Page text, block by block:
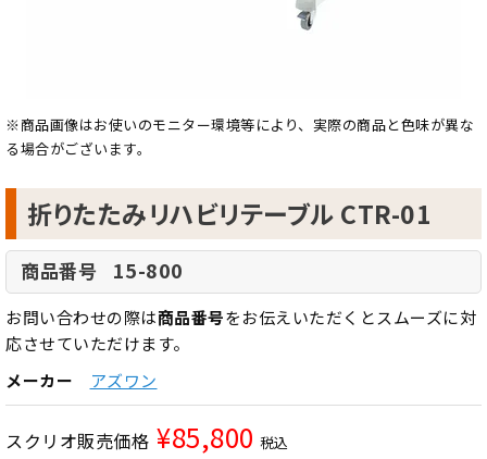
※商品画像はお使いのモニター環境等により、実際の商品と色味が異な
る場合がございます。
折りたたみリハビリテーブル CTR-01
商品番号 15-800
お問い合わせの際は商品番号をお伝えいただくとスムーズに対
応させていただけます。
メーカー
アズワン
スクリオ販売価格 ¥85,800 税込